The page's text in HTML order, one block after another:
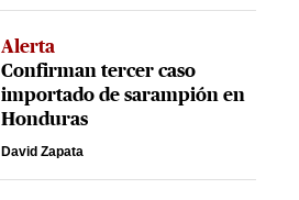
Alerta
Confirman tercer caso
importado de sarampión en
Honduras
David Zapata